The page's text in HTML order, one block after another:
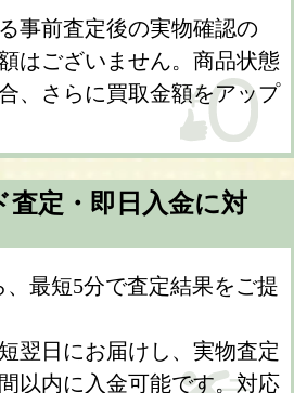
事前査定後の実物確認の
はございません。商品状態
、さらに買取金額をアップ
査定・即日入金に対
最短5分で査定結果をご提
翌日にお届けし、実物査定
以内に入金可能です。対応